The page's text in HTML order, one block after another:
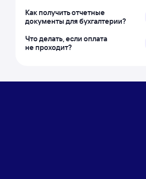
Как получить отчетные
документы для бухгалтерии?
Что делать, если оплата
не проходит?